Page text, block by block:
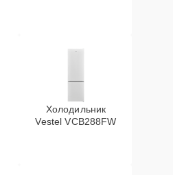
Холодильник
Vestel VCB288FW